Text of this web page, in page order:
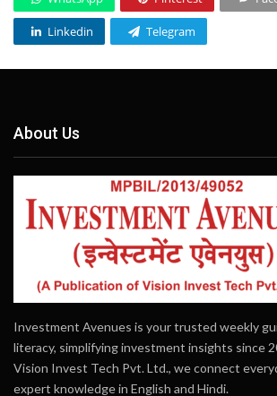
Linkedin Telegram
About Us
Investment Avenues is your trusted weekly
literacy, simplifying investment insights since
Vision Invest Tech Pvt. Ltd., we connect
expert knowledge in English and Hindi.